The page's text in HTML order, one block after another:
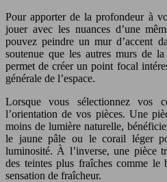
Pour apporter de la profondeur à
jouer avec les nuances d’une
pouvez peindre un mur d’accent
soutenue que les autres murs de
permet de créer un point focal
générale de l’espace.
Lorsque vous sélectionnez vos
l’orientation de vos pièces. Une
moins de lumière naturelle,
le jaune pâle ou le corail léger
luminosité. À l’inverse, une pièce
des teintes plus fraîches comme
sensation de fraîcheur.